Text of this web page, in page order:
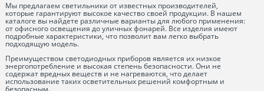
Мы предлагаем светильники от известных производителей,
которые гарантируют высокое качество своей продукции. В нашем
каталоге вы найдете различные варианты для любого применения:
от офисного освещения до уличных фонарей. Все изделия имеют
подробные характеристики, что позволит вам легко выбрать
подходящую модель.
Преимуществом светодиодных приборов является их низкое
энергопотребление и высокая степень безопасности. Они не
содержат вредных веществ и не нагреваются, что делает
использование таких осветительных решений комфортным и
безопасным.